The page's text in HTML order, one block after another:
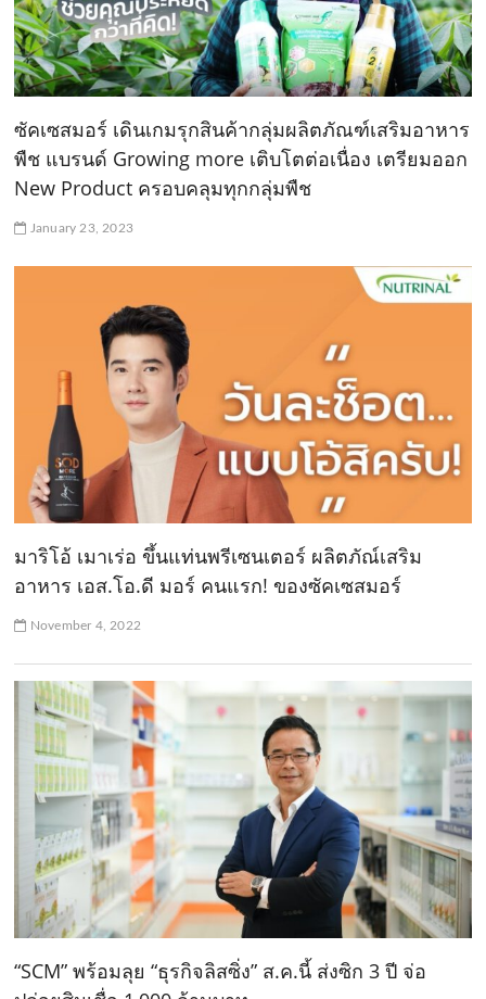
ซัคเซสมอร์ เดินเกมรุกสินค้ากลุ่มผลิตภัณฑ์เสริมอาหาร
พืช แบรนด์ Growing more เติบโตต่อเนื่อง เตรียมออก
New Product ครอบคลุมทุกกลุ่มพืช
January 23, 2023
มาริโอ้ เมาเร่อ ขึ้นแท่นพรีเซนเตอร์ ผลิตภัณ์เสริม
อาหาร เอส.โอ.ดี มอร์ คนแรก! ของซัคเซสมอร์
November 4, 2022
“SCM” พร้อมลุย “ธุรกิจลิสซิ่ง” ส.ค.นี้ ส่งซิก 3 ปี จ่อ